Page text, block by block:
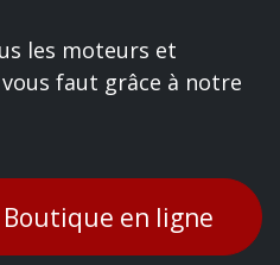
les moteurs et
faut grâce à notre
Boutique en ligne